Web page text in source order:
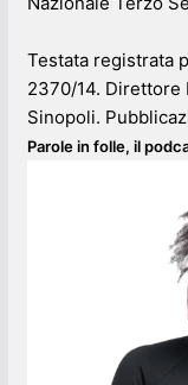
Testata registrata
2370/14. Direttore
Sinopoli.
Parole in folle, il